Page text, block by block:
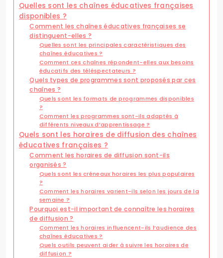
Quelles sont les chaînes éducatives françaises
disponibles ?
Comment les chaînes éducatives françaises se
distinguent-elles ?
Quelles sont les principales caractéristiques des
chaînes éducatives ?
Comment ces chaînes répondent-elles aux besoins
éducatifs des téléspectateurs ?
Quels types de programmes sont proposés par ces
chaînes ?
Quels sont les formats de programmes disponibles
?
Comment les programmes sont-ils adaptés à
différents niveaux d’apprentissage ?
Quels sont les horaires de diffusion des chaînes
éducatives françaises ?
Comment les horaires de diffusion sont-ils
organisés ?
Quels sont les créneaux horaires les plus populaires
?
Comment les horaires varient-ils selon les jours de la
semaine ?
Pourquoi est-il important de connaître les horaires
de diffusion ?
Comment les horaires influencent-ils l’audience des
chaînes éducatives ?
Quels outils peuvent aider à suivre les horaires de
diffusion ?